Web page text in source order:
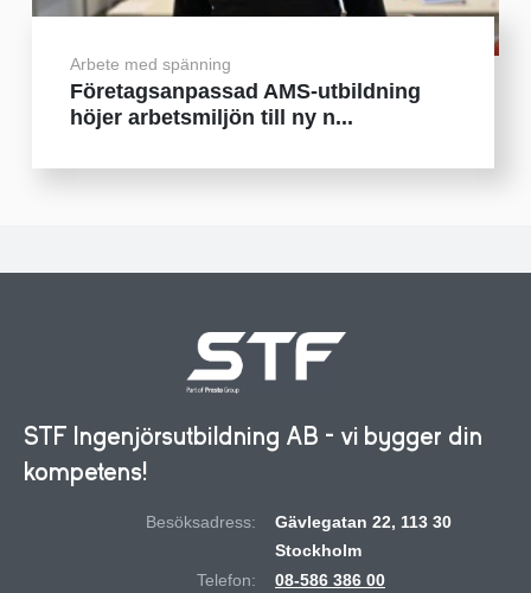
Arbete med spänning
Företagsanpassad AMS-utbildning
höjer arbetsmiljön till ny n...
STF Ingenjörsutbildning AB - vi bygger din
kompetens!
Besöksadress:
Gävlegatan 22, 113 30
Stockholm
Telefon:
08-586 386 00